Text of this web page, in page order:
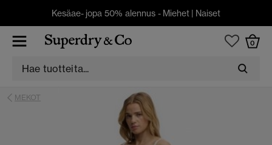
Kesäae- jopa 50% alennus - Miehet | Naiset
0
MEKOT